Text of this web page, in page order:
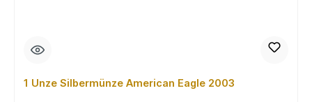
1 Unze Silbermünze American Eagle 2003